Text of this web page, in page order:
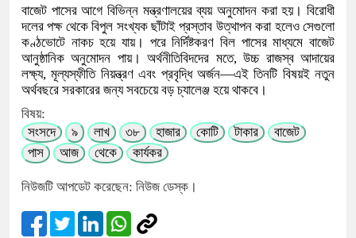
বাজেট পাসের আগে বিভিন্ন মন্ত্রণালয়ের ব্যয় অনুমোদন করা হয়। বিরোধী
দলের পক্ষ থেকে বিপুল সংখ্যক ছাঁটাই প্রস্তাব উত্থাপন করা হলেও সেগুলো
কণ্ঠভোটে নাকচ হয়ে যায়। পরে নির্দিষ্টকরণ বিল পাসের মাধ্যমে বাজেট
আনুষ্ঠানিক অনুমোদন পায়। অর্থনীতিবিদদের মতে, উচ্চ রাজস্ব আদায়ের
লক্ষ্য, মূল্যস্ফীতি নিয়ন্ত্রণ এবং প্রবৃদ্ধি অর্জন—এই তিনটি বিষয়ই নতুন
অর্থবছরে সরকারের জন্য সবচেয়ে বড় চ্যালেঞ্জ হয়ে থাকবে।
বিষয়:
সংসদে
৯ লাখ ৩৮ হাজার কোটি টাকার
বাজেট
পাস
আজ থেকে কার্যকর
নিউজটি আপডেট করেছেন: নিউজ ডেস্ক।